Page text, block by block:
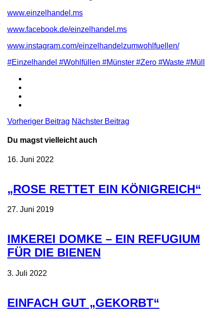
www.einzelhandel.ms
www.facebook.de/einzelhandel.ms
www.instagram.com/einzelhandelzumwohlfuellen/
#Einzelhandel #Wohlfüllen #Münster #Zero #Waste #Müll
Vorheriger Beitrag Nächster Beitrag
Du magst vielleicht auch
16. Juni 2022
„ROSE RETTET EIN KÖNIGREICH“
27. Juni 2019
IMKEREI DOMKE – EIN REFUGIUM
FÜR DIE BIENEN
3. Juli 2022
EINFACH GUT „GEKORBT“